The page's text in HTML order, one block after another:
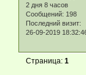
2 дня 8 часов
Сообщений: 198
Последний визит:
26-09-2019
Страница:1